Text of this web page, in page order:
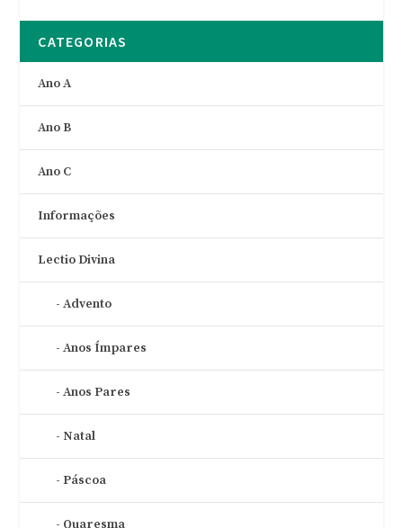
CATEGORIAS
Ano A
Ano B
Ano C
Informações
Lectio Divina
Advento
Anos Ímpares
Anos Pares
Natal
Páscoa
Quaresma